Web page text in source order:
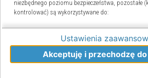
Wymagania:
Znajomość SQL i relacyjnych baz
Znajomość technik i
oprogramowania,
Umiejętność przygotowana
niezbędnego poziomu bezpieczeństwa, pozostałe
kontrolować) są wykorzystywane do:
obsługi dodatkowych
działanie naszych stron,
analizy tego, w jaki sposób korzystasz
Ustawienia